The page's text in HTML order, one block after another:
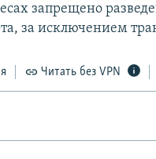
запрещено
за исключением
Читать без VPN